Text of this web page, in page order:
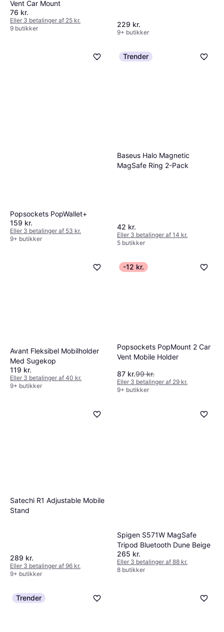
Vent Car Mount
76 kr.
Eller 3 betalinger af 25 kr.
9 butikker
229 kr.
9+ butikker
Popsockets PopWallet+
159 kr.
Eller 3 betalinger af 53 kr.
9+ butikker
Trender
Baseus Halo Magnetic
MagSafe Ring 2-Pack
42 kr.
Eller 3 betalinger af 14 kr.
5 butikker
Avant Fleksibel Mobilholder
Med Sugekop
119 kr.
Eller 3 betalinger af 40 kr.
9+ butikker
-12 kr.
Popsockets PopMount 2 Car
Vent Mobile Holder
87 kr.99 kr.
Eller 3 betalinger af 29 kr.
9+ butikker
Satechi R1 Adjustable Mobile
Stand
289 kr.
Eller 3 betalinger af 96 kr.
9+ butikker
Spigen S571W MagSafe
Tripod Bluetooth Dune Beige
265 kr.
Eller 3 betalinger af 88 kr.
8 butikker
Trender